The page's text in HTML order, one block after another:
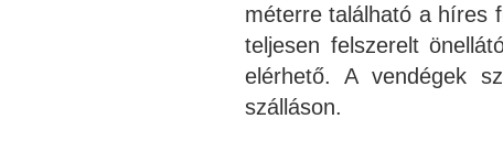
méterre található a híres
teljesen felszerelt
elérhető. A vendégek
szálláson.